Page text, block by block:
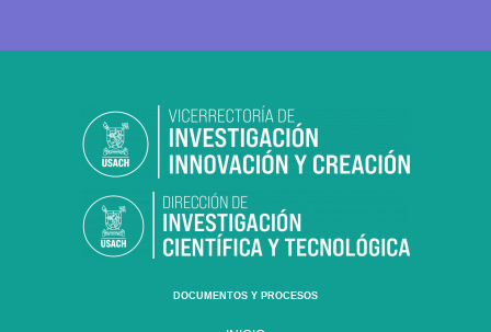
DOCUMENTOS Y PROCESOS